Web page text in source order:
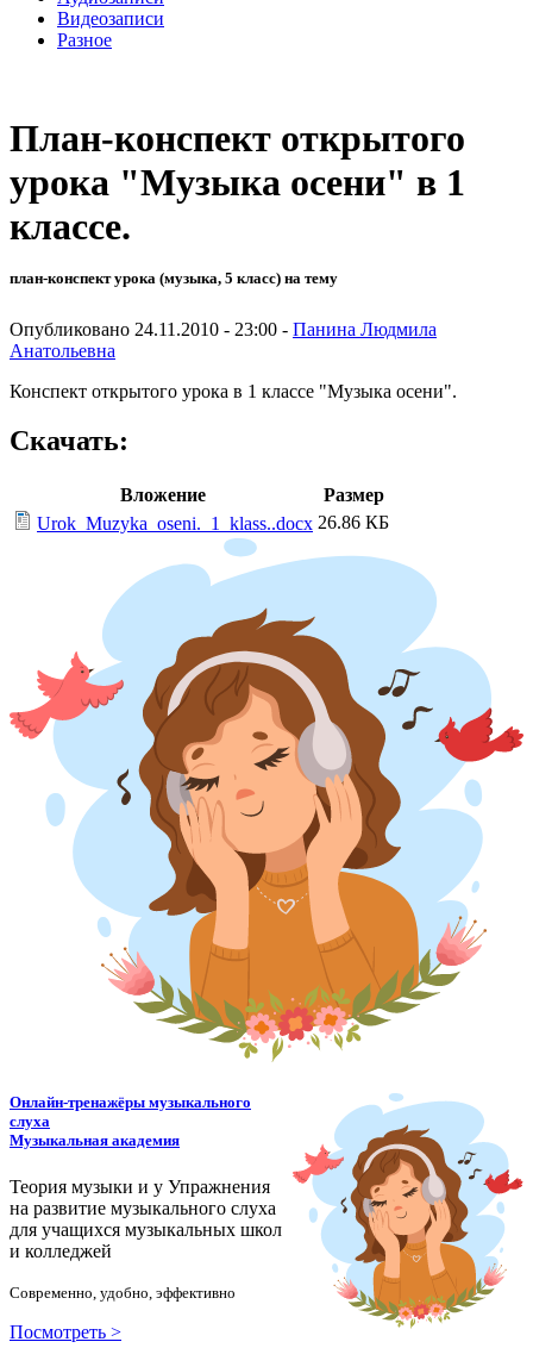
Видеозаписи
Разное
План-конспект открытого
урока "Музыка осени" в 1
классе.
план-конспект урока (музыка, 5 класс) на тему
Опубликовано 24.11.2010 - 23:00 - Панина Людмила
Анатольевна
Конспект открытого урока в 1 классе "Музыка осени".
Скачать:
Вложение
Размер
Urok_Muzyka_oseni._1_klass..docx 26.86 КБ
Онлайн-тренажёры музыкального
слуха
Музыкальная академия
Теория музыки и у Упражнения
на развитие музыкального слуха
для учащихся музыкальных школ
и колледжей
Современно, удобно, эффективно
Посмотреть >